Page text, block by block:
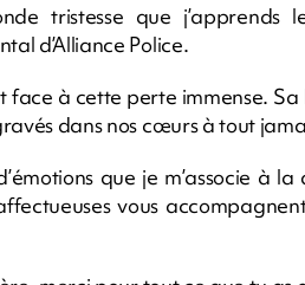
tristesse que j’apprends
d’Alliance Police.
face à cette perte immense.
dans nos cœurs à tout
que je m’associe à
vous